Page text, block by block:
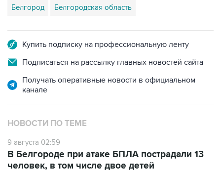
Белгород Белгородская область
Купить подписку на профессиональную ленту
Подписаться на рассылку главных новостей сайта
Получать оперативные новости в официальном
канале
НОВОСТИ ПО ТЕМЕ
9 августа 02:59
В Белгороде при атаке БПЛА пострадали 13
человек, в том числе двое детей